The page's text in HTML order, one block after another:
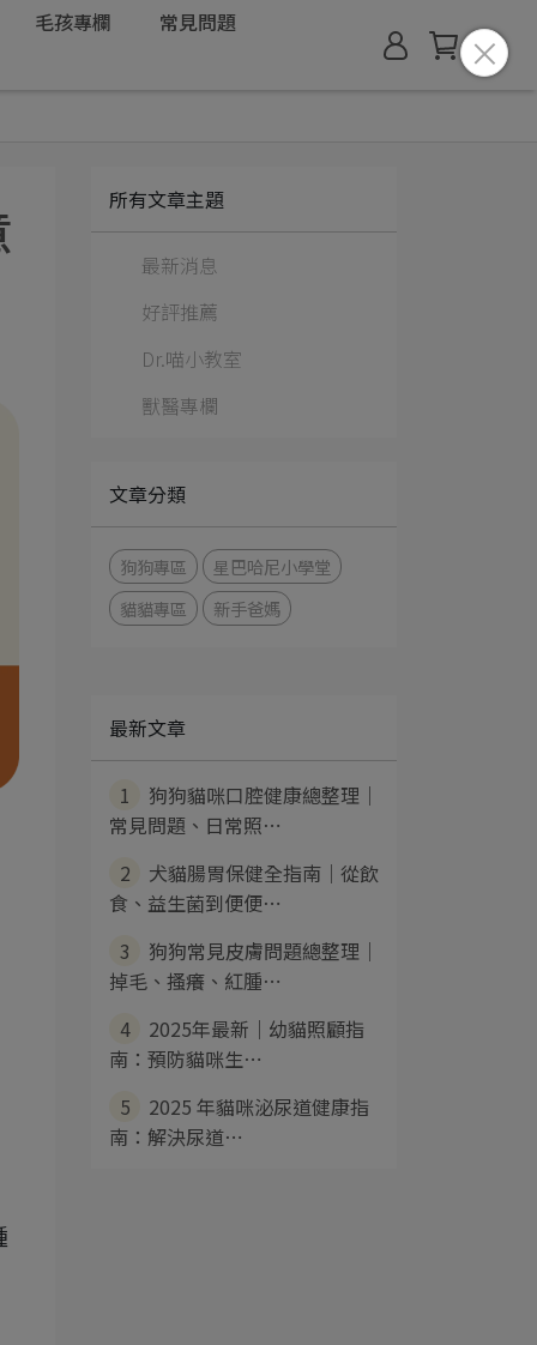
毛孩專欄 常見問題
所有文章主題
最新消息
好評推薦
Dr.喵小教室
獸醫專欄
文章分類
狗狗專區
星巴哈尼小學堂
貓貓專區
新手爸媽
最新文章
1
狗狗貓咪口腔健康總整理｜
常見問題、日常照⋯
2
犬貓腸胃保健全指南｜從飲
食、益生菌到便便⋯
3
狗狗常見皮膚問題總整理｜
掉毛、搔癢、紅腫⋯
4
2025年最新｜幼貓照顧指
南：預防貓咪生⋯
5
2025 年貓咪泌尿道健康指
南：解決尿道⋯